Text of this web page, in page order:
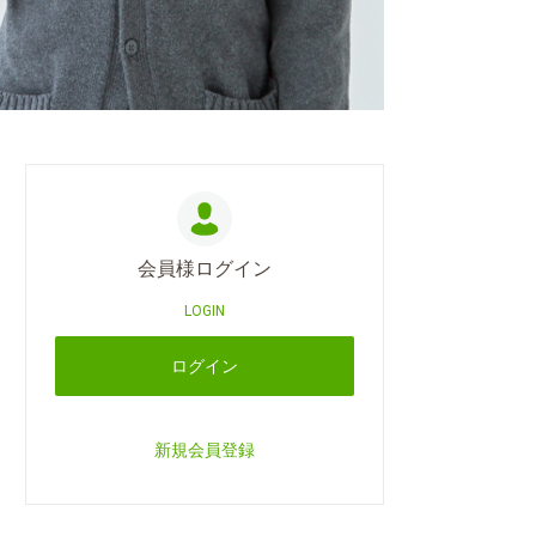
会員様ログイン
LOGIN
ログイン
新規会員登録